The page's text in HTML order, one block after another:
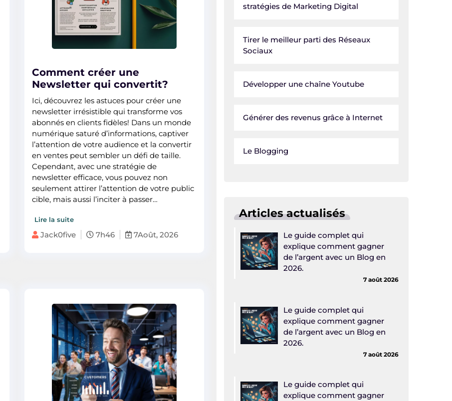
Comment créer une
Newsletter qui convertit?
Ici, découvrez les astuces pour créer une
newsletter irrésistible qui transforme vos
abonnés en clients fidèles! Dans un monde
numérique saturé d’informations, captiver
l’attention de votre audience et la convertir
en ventes peut sembler un défi de taille.
Cependant, avec une stratégie de
newsletter efficace, vous pouvez non
seulement attirer l’attention de votre public
cible, mais aussi l’inciter à passer…
Lire la suite
Jack0five 7h46 7Août, 2026
stratégies de Marketing Digital
Tirer le meilleur parti des Réseaux
Sociaux
Développer une chaîne Youtube
Générer des revenus grâce à Internet
Le Blogging
Articles actualisés
Le guide complet qui
explique comment gagner
de l’argent avec un Blog en
2026.
7 août 2026
Le guide complet qui
explique comment gagner
de l’argent avec un Blog en
2026.
7 août 2026
Le guide complet qui
explique comment gagner